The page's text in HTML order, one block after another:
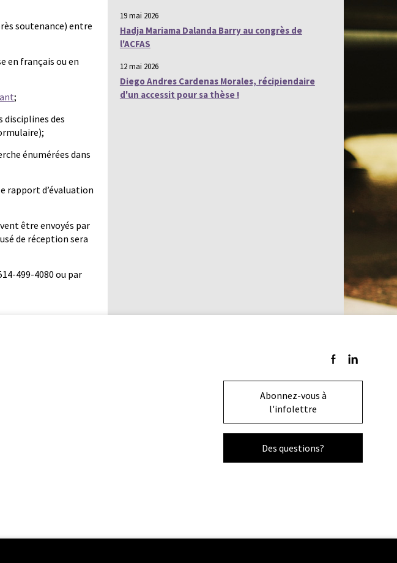
soutenance) entre
en français ou en
;
disciplines des
énumérées dans
rapport d’évaluation
être envoyés par
de réception sera
499-4080 ou par
19 mai 2026
Hadja Mariama Dalanda Barry au congrès de
l'ACFAS
12 mai 2026
Diego Andres Cardenas Morales, récipiendaire
d'un accessit pour sa thèse !
Suivez-nous sur
Suivez-nous
Abonnez-vous à
l'infolettre
Des questions?